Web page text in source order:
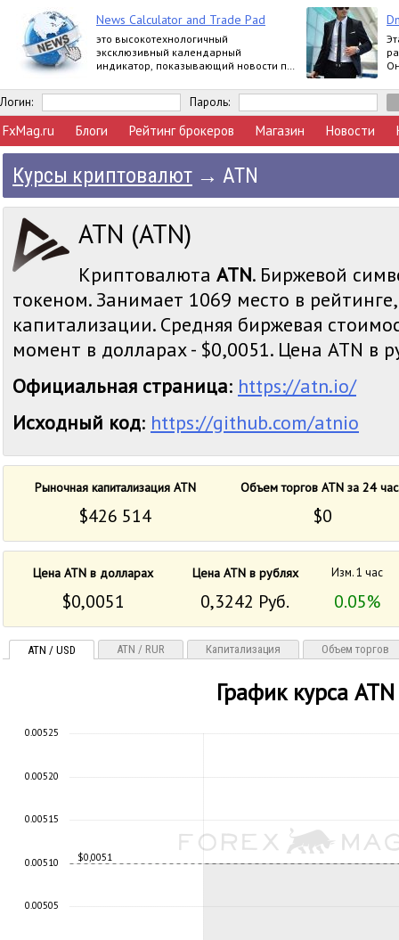
News Calculator and Trade Pad
это высокотехнологичный
эксклюзивный календарный
индикатор, показывающий новости по
многопрофильная торговая панель.
Логин: Пароль:
FxMag.ru Блоги Рейтинг брокеров Магазин Новости
Курсы криптовалют → ATN
ATN (ATN)
Криптовалюта ATN. Биржевой
токеном. Занимает 1069 место в
капитализации. Средняя биржевая
момент в долларах - $0,0051. Цена ATN в
Официальная страница: https://atn.io/
Исходный код: https://github.com/atnio
Рыночная капитализация ATN Объем торгов ATN за 24
$426 514 $0
Цена ATN в долларах Цена ATN в рублях Изм. 1 час
$0,0051 0,3242 Руб. 0.05%
ATN / USD ATN / RUR Капитализация Объем торгов
График курса ATN
$0,0051
0.00505
0.00510
0.00515
0.00520
0.00525